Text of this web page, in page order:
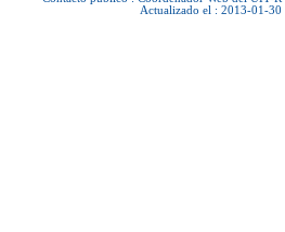
Actualizado el : 2013-01-30